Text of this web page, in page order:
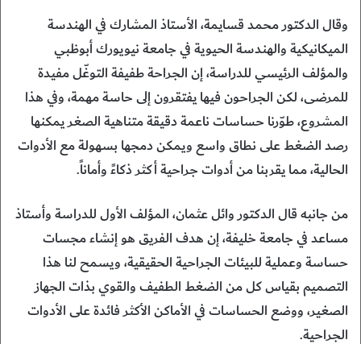
وقال الدكتور محمد قسايمة، الأستاذ المشارك في الهندسة
الميكانيكية والهندسة الحيوية في جامعة نيويورك أبوظبي
والمؤلف الرئيسي للدراسة، إن الجراحة طفيفة التوغّل مفيدة
للمرضى، لكن الجراحون فيها يفتقرون إلى حاسة مهمة، وفي هذا
المشروع، طوّرنا حساسات ناعمة دقيقة متناهية الصغر يمكنها
رصد الضغط على نطاق واسع ويمكن دمجها بسهولة مع الأدوات
الحالية، مما يقربنا من أدوات جراحية أكثر ذكاءً وأماناً.
من جانبه قال الدكتور وائل عثمان، المؤلف الأول للدراسة وأستاذ
مساعد في جامعة خليفة، إن هدف الفريق هو إنشاء مجسات
حساسة وعملية للبيئات الجراحية الحقيقية، ويسمح لنا هذا
التصميم بقياس كل من الضغط الطفيف والقوي بذات الجهاز
الصغير، ووضع الحساسات في الأماكن الأكثر فائدة على الأدوات
الجراحية.